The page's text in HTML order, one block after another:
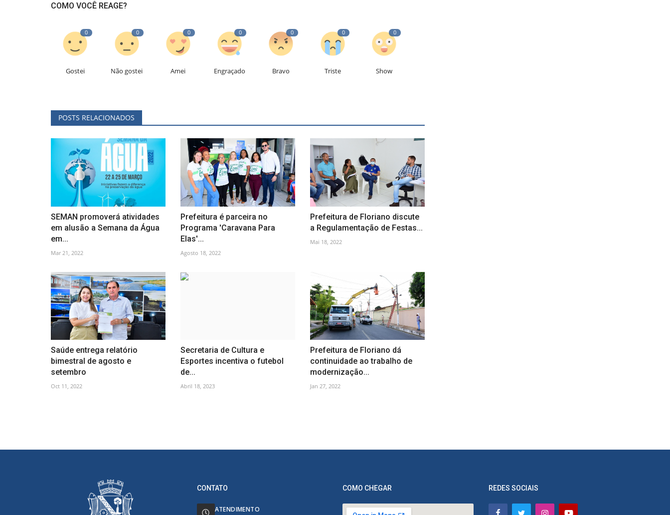
COMO VOCÊ REAGE?
0
Gostei
0
Não gostei
0
Amei
0
Engraçado
0
Bravo
0
Triste
0
Show
POSTS RELACIONADOS
SEMAN promoverá atividades
em alusão a Semana da Água
em...
Mar 21, 2022
Prefeitura é parceira no
Programa 'Caravana Para
Elas'...
Agosto 18, 2022
Prefeitura de Floriano discute
a Regulamentação de Festas...
Mai 18, 2022
Saúde entrega relatório
bimestral de agosto e
setembro
Oct 11, 2022
Secretaria de Cultura e
Esportes incentiva o futebol
de...
Abril 18, 2023
Prefeitura de Floriano dá
continuidade ao trabalho de
modernização...
Jan 27, 2022
CONTATO
ATENDIMENTO
COMO CHEGAR REDES SOCIAIS